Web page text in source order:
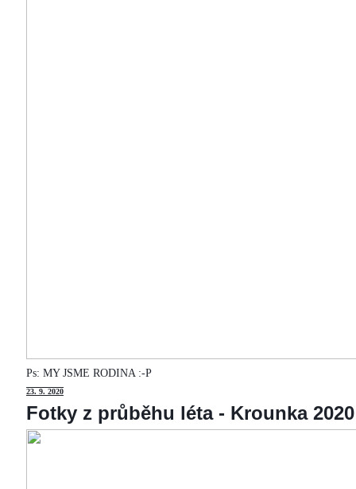
Ps: MY JSME RODINA :-P
23. 9. 2020
Fotky z průběhu léta - Krounka